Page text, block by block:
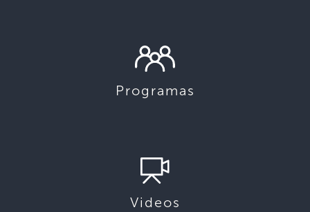
Programas
Videos